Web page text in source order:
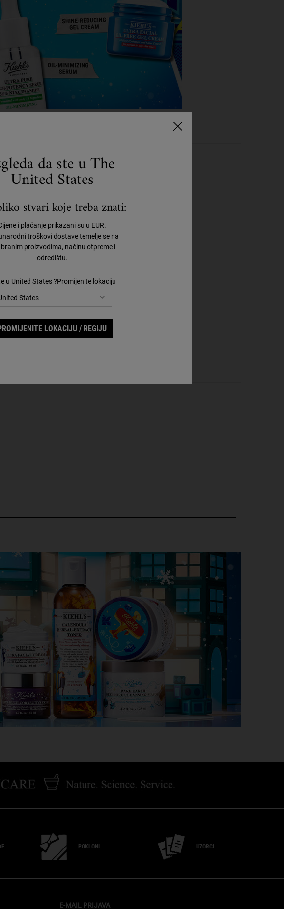
POKLONI UZORCI
E-MAIL PRIJAVA
da ste u The
United States
stvari koje treba znati:
i plaćanje prikazani su u EUR.
troškovi dostave temelje se na
proizvodima, načinu otpreme i
odredištu.
u United States ?Promijenite lokaciju
LOKACIJU / REGIJU